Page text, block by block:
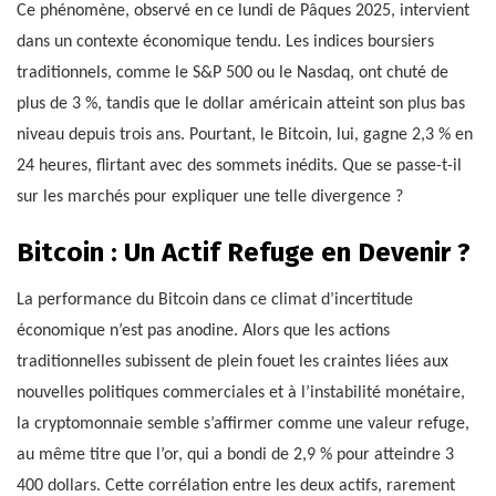
Ce phénomène, observé en ce lundi de Pâques 2025, intervient
dans un contexte économique tendu. Les indices boursiers
traditionnels, comme le S&P 500 ou le Nasdaq, ont chuté de
plus de 3 %, tandis que le dollar américain atteint son plus bas
niveau depuis trois ans. Pourtant, le Bitcoin, lui, gagne 2,3 % en
24 heures, flirtant avec des sommets inédits. Que se passe-t-il
sur les marchés pour expliquer une telle divergence ?
Bitcoin : Un Actif Refuge en Devenir ?
La performance du Bitcoin dans ce climat d’incertitude
économique n’est pas anodine. Alors que les actions
traditionnelles subissent de plein fouet les craintes liées aux
nouvelles politiques commerciales et à l’instabilité monétaire,
la cryptomonnaie semble s’affirmer comme une valeur refuge,
au même titre que l’or, qui a bondi de 2,9 % pour atteindre 3
400 dollars. Cette corrélation entre les deux actifs, rarement